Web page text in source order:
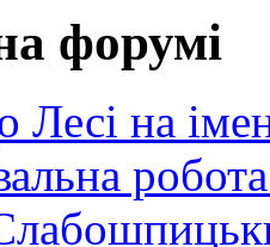
форумі
Лесі на